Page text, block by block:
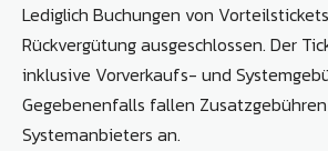
Lediglich Buchungen von
Rückvergütung ausgeschlossen. Der
inklusive Vorverkaufs- und
Gegebenenfalls fallen
Systemanbieters an.